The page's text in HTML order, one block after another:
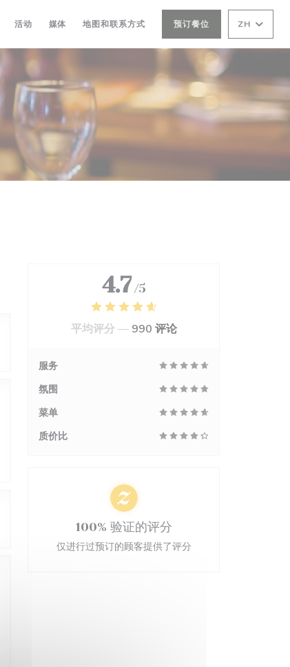
活动 媒体 地图和联系方式 预订餐位 ZH
4.7 /5
平均评分 — 990 评论
服务
氛围
菜单
质价比
100% 验证的评分
仅进行过预订的顾客提供了评分